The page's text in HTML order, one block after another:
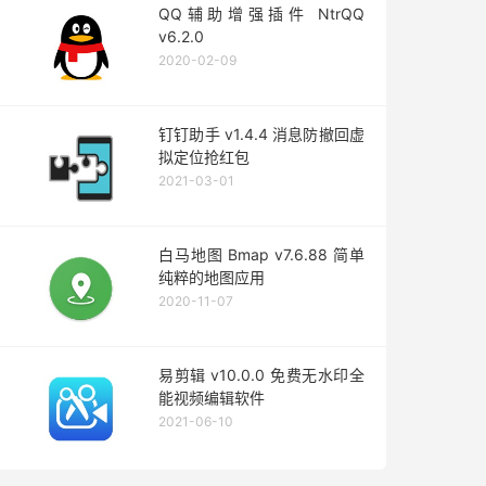
QQ辅助增强插件 NtrQQ
v6.2.0
2020-02-09
钉钉助手 v1.4.4 消息防撤回虚
拟定位抢红包
2021-03-01
白马地图 Bmap v7.6.88 简单
纯粹的地图应用
2020-11-07
易剪辑 v10.0.0 免费无水印全
能视频编辑软件
2021-06-10